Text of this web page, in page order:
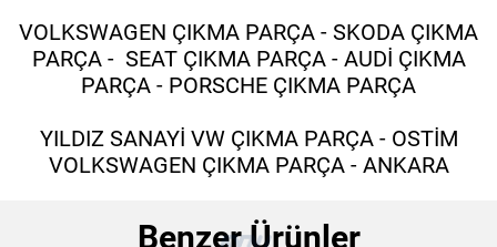
VOLKSWAGEN ÇIKMA PARÇA - SKODA ÇIKMA
PARÇA - SEAT ÇIKMA PARÇA - AUDİ ÇIKMA
PARÇA - PORSCHE ÇIKMA PARÇA
YILDIZ SANAYİ VW ÇIKMA PARÇA - OSTİM
VOLKSWAGEN ÇIKMA PARÇA - ANKARA
Benzer Ürünler